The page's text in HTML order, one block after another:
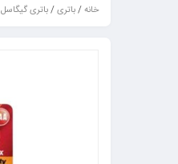
خانه/باتری/باتری گیگاسل